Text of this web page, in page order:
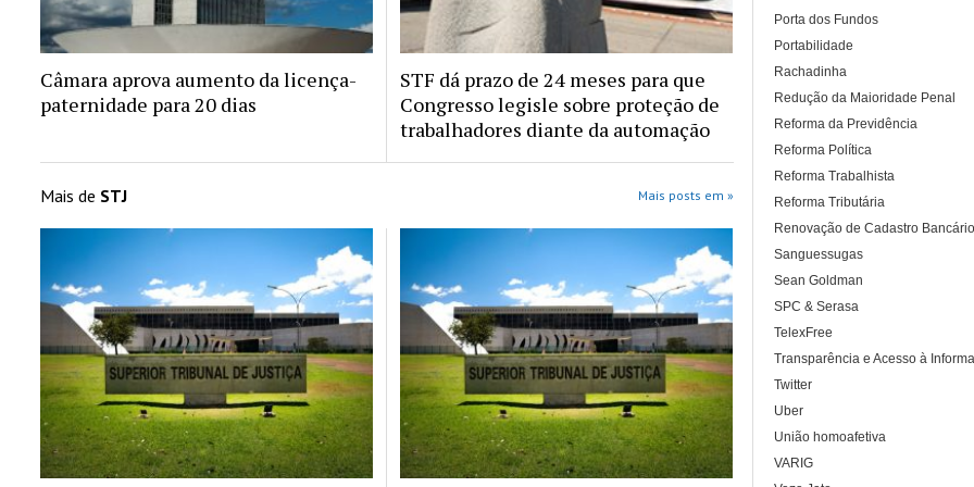
Câmara aprova aumento da licença-
paternidade para 20 dias
STF dá prazo de 24 meses para que
Congresso legisle sobre proteção de
trabalhadores diante da automação
Mais de STJ Mais posts em »
Porta dos Fundos
Portabilidade
Rachadinha
Redução da Maioridade Penal
Reforma da Previdência
Reforma Política
Reforma Trabalhista
Reforma Tributária
Renovação de Cadastro Bancário
Sanguessugas
Sean Goldman
SPC & Serasa
TelexFree
Transparência e Acesso à
Twitter
Uber
União homoafetiva
VARIG